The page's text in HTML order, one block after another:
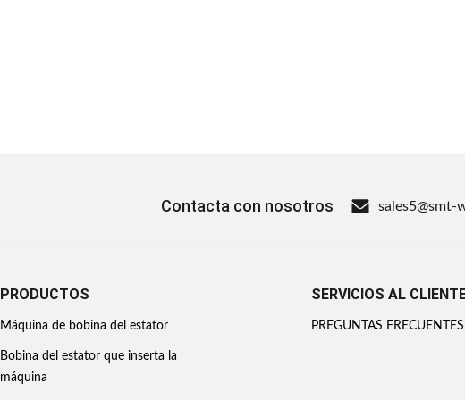
Contacta con nosotros sales5@smt-
PRODUCTOS
Máquina de bobina del estator
Bobina del estator que inserta la
máquina
SERVICIOS AL
PREGUNTAS FRECUENTES